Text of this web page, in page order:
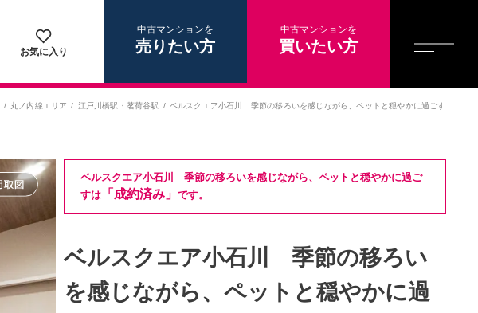
お気に入り
中古マンションを
売りたい方
中古マンションを
買いたい方
丸ノ内線エリア 江戸川橋駅 ・ 茗荷谷駅 ベルスクエア小石川 季節の移ろいを感じながら、ペットと穏やかに過ごす
ベルスクエア小石川 季節の移ろいを感じながら、ペットと穏やかに過ご
すは「成約済み」 です。
ベルスクエア小石川 季節の移ろい
を感じながら、ペットと穏やかに過